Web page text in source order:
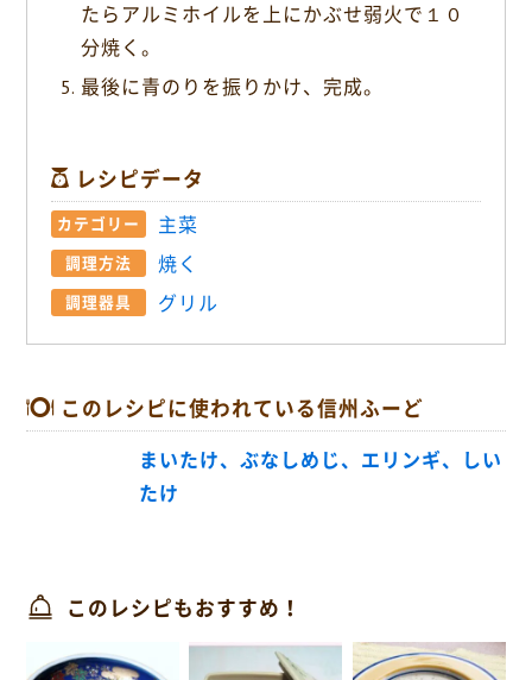
たらアルミホイルを上にかぶせ弱火で１０
分焼く。
最後に青のりを振りかけ、完成。
レシピデータ
カテゴリー 主菜
調理方法 焼く
調理器具 グリル
このレシピに使われている信州ふーど
まいたけ、ぶなしめじ、エリンギ、しい
たけ
このレシピもおすすめ！